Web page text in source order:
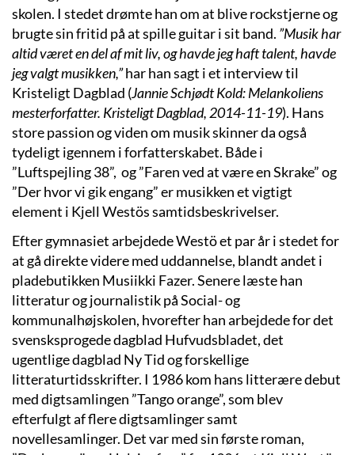
skolen. I stedet drømte han om at blive rockstjerne og
brugte sin fritid på at spille guitar i sit band. ”Musik har
altid været en del af mit liv, og havde jeg haft talent, havde
jeg valgt musikken,”har han sagt i et interview til
Kristeligt Dagblad (Jannie Schjødt Kold: Melankoliens
mesterforfatter. Kristeligt Dagblad, 2014-11-19). Hans
store passion og viden om musik skinner da også
tydeligt igennem i forfatterskabet. Både i
”Luftspejling 38”, og ”Faren ved at være en Skrake” og
”Der hvor vi gik engang” er musikken et vigtigt
element i Kjell Westös samtidsbeskrivelser.
Efter gymnasiet arbejdede Westö et par år i stedet for
at gå direkte videre med uddannelse, blandt andet i
pladebutikken Musiikki Fazer. Senere læste han
litteratur og journalistik på Social- og
kommunalhøjskolen, hvorefter han arbejdede for det
svensksprogede dagblad Hufvudsbladet, det
ugentlige dagblad Ny Tid og forskellige
litteraturtidsskrifter. I 1986 kom hans litterære debut
med digtsamlingen ”Tango orange”, som blev
efterfulgt af flere digtsamlinger samt
novellesamlinger. Det var med sin første roman,